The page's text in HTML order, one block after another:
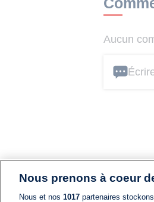
Aucun
Nous prenons à coeur
Nous et nos 1017 partenaires